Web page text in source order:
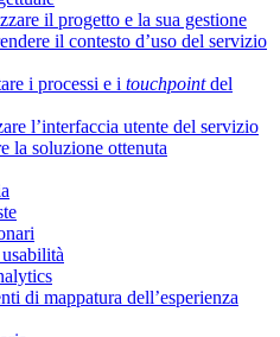
il progetto e la sua gestione
il contesto d’uso del servizio
i processi e i touchpointdel
l’interfaccia utente del servizio
la soluzione ottenuta
di mappatura dell’esperienza